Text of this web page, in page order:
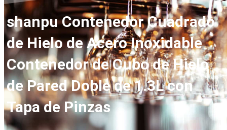
shanpu Contenedor Cuadrado
de Hielo de Acero Inoxidable
Contenedor de Cubo de Hielo
de Pared Doble de 1.3L con
Tapa de Pinzas